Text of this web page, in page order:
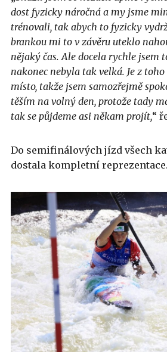
dost fyzicky náročná a my jsme
trénovali, tak abych to fyzicky
brankou mi to v závěru uteklo
nějaký čas. Ale docela rychle jsem
nakonec nebyla tak velká. Je z
místo, takže jsem samozřejmě
těším na volný den, protože tady
tak se půjdeme asi někam projít,“
Do semifinálových jízd všech
dostala kompletní reprezentace.